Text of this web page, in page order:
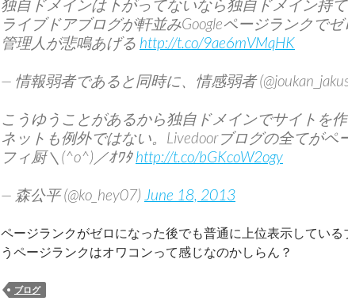
独自ドメインは下がってないなら独自ドメイン持て
ライブドアブログが軒並みGoogleページランクで
管理人が悲鳴あげる http://t.co/9ae6mVMqHK
— 情報弱者であると同時に、情感弱者
こうゆうことがあるから独自ドメインでサイトを
ネットも例外ではない。Livedoorブログの全てがペ
フィ厨＼(^o^)／ｵﾜﾀhttp://t.co/bGKcoW2ogy
— 森公平 (@ko_hey07) June 18, 2013
ページランクがゼロになった後でも普通に上位表示してい
うページランクはオワコンって感じなのかしらん？
ブログ